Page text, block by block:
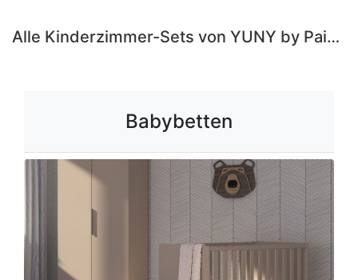
Alle Kinderzimmer-Sets von YUNY by Paidi entdecken ›
Babybetten